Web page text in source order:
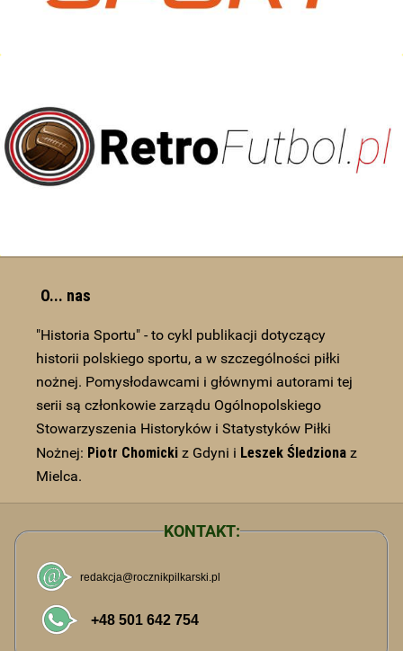
O... nas
"Historia Sportu" - to cykl publikacji dotyczący
historii polskiego sportu, a w szczególności piłki
nożnej. Pomysłodawcami i głównymi autorami tej
serii są członkowie zarządu Ogólnopolskiego
Stowarzyszenia Historyków i Statystyków Piłki
Nożnej: Piotr Chomicki z Gdyni i Leszek Śledziona z
Mielca.
KONTAKT: